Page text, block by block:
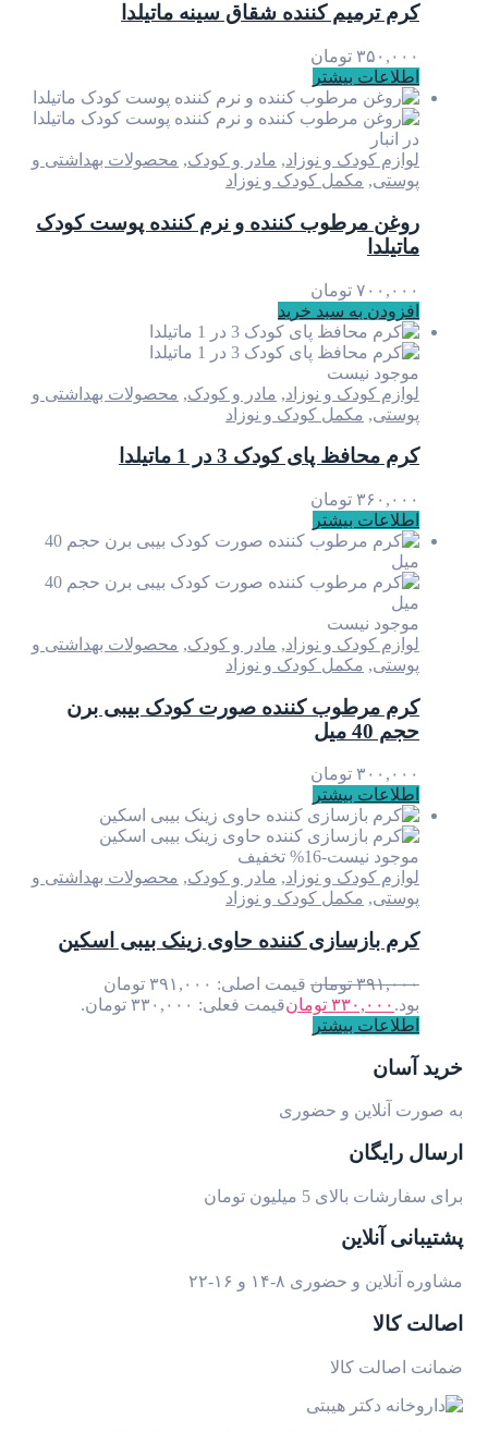
کرم ترمیم کننده شقاق سینه ماتیلدا
۳۵۰,۰۰۰ تومان
اطلاعات بیشتر
در انبار
لوازم کودک و نوزاد, مادر و کودک, محصولات بهداشتی و
پوستی, مکمل کودک و نوزاد
روغن مرطوب کننده و نرم کننده پوست کودک
ماتیلدا
۷۰۰,۰۰۰ تومان
افزودن به سبد خرید
موجود نیست
لوازم کودک و نوزاد, مادر و کودک, محصولات بهداشتی و
پوستی, مکمل کودک و نوزاد
کرم محافظ پای کودک 3 در 1 ماتیلدا
۳۶۰,۰۰۰ تومان
اطلاعات بیشتر
موجود نیست
لوازم کودک و نوزاد, مادر و کودک, محصولات بهداشتی و
پوستی, مکمل کودک و نوزاد
کرم مرطوب کننده صورت کودک بیبی برن
حجم 40 میل
۳۰۰,۰۰۰ تومان
اطلاعات بیشتر
موجود نیست-16% تخفیف
لوازم کودک و نوزاد, مادر و کودک, محصولات بهداشتی و
پوستی, مکمل کودک و نوزاد
کرم بازسازی کننده حاوی زینک بیبی اسکین
۳۹۱,۰۰۰ تومان
قیمت اصلی: ۳۹۱,۰۰۰ تومان
بود. ۳۳۰,۰۰۰ تومانقیمت فعلی: ۳۳۰,۰۰۰ تومان.
اطلاعات بیشتر
خرید آسان
به صورت آنلاین و حضوری
ارسال رایگان
برای سفارشات بالای 5 میلیون تومان
پشتیبانی آنلاین
مشاوره آنلاین و حضوری ۸-۱۴ و ۱۶-۲۲
اصالت کالا
ضمانت اصالت کالا